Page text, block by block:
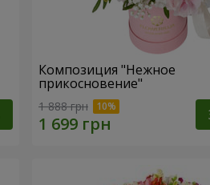
Композиция "Нежное
прикосновение"
1 888 грн